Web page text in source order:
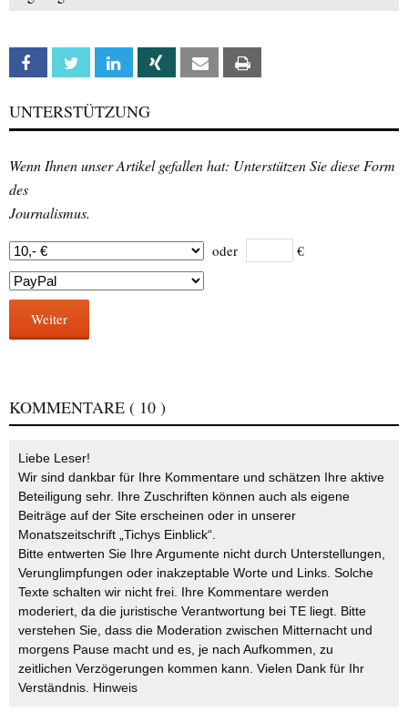
Facebook Twitter Linkedin Xing Email
UNTERSTÜTZUNG
Wenn Ihnen unser Artikel gefallen hat: Unterstützen Sie diese Form
des
Journalismus.
oder €
Weiter
KOMMENTARE ( 10 )
Liebe Leser!
Wir sind dankbar für Ihre Kommentare und schätzen Ihre aktive
Beteiligung sehr. Ihre Zuschriften können auch als eigene
Beiträge auf der Site erscheinen oder in unserer
Monatszeitschrift „Tichys Einblick“.
Bitte entwerten Sie Ihre Argumente nicht durch Unterstellungen,
Verunglimpfungen oder inakzeptable Worte und Links. Solche
Texte schalten wir nicht frei. Ihre Kommentare werden
moderiert, da die juristische Verantwortung bei TE liegt. Bitte
verstehen Sie, dass die Moderation zwischen Mitternacht und
morgens Pause macht und es, je nach Aufkommen, zu
zeitlichen Verzögerungen kommen kann. Vielen Dank für Ihr
Verständnis. Hinweis